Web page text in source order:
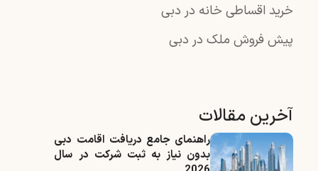
خرید اقساطی خانه در دبی
پیش فروش ملک در دبی
آخرین مقالات
راهنمای جامع دریافت اقامت دبی
بدون نیاز به ثبت شرکت در سال